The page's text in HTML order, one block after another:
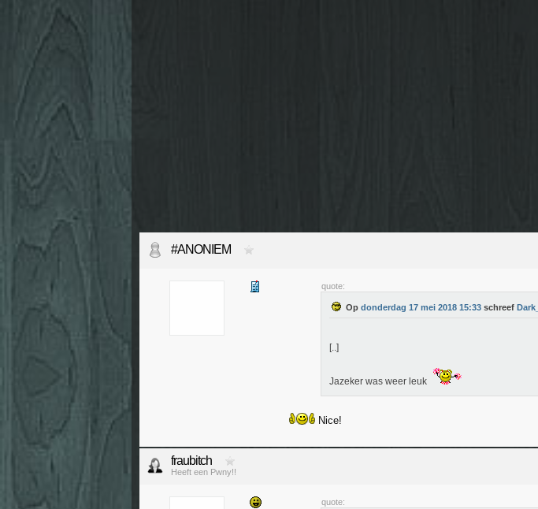
#ANONIEM
quote:
Op donderdag 17 mei 2018 15:33 schreef
[..]
Jazeker was weer leuk
Nice!
fraubitch
Heeft een Pwny!!
quote: